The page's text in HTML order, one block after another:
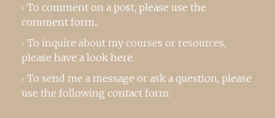
To comment on a post, please use the
comment form..
To inquire about my courses or resources,
please have a look here.
To send me a message or ask a question, please
use the following contact form: